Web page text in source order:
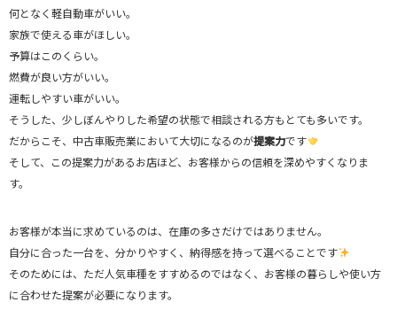
何となく軽自動車がいい。
家族で使える車がほしい。
予算はこのくらい。
燃費が良い方がいい。
運転しやすい車がいい。
そうした、少しぼんやりした希望の状態で相談される方もとても多いです。
だからこそ、中古車販売業において大切になるのが提案力です
そして、この提案力があるお店ほど、お客様からの信頼を深めやすくなりま
す。
お客様が本当に求めているのは、在庫の多さだけではありません。
自分に合った一台を、分かりやすく、納得感を持って選べることです
そのためには、ただ人気車種をすすめるのではなく、お客様の暮らしや使い方
に合わせた提案が必要になります。